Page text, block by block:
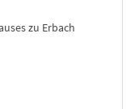
zu Erbach